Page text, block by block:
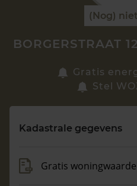
Zoek een woning
Maandag t/m vrijdag -
(Nog)
BORGERSTRAAT
Gratis
Stel
Kadastrale gegevens
Gratis